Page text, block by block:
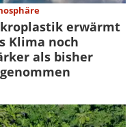
erwärmt
Klima noch
als bisher